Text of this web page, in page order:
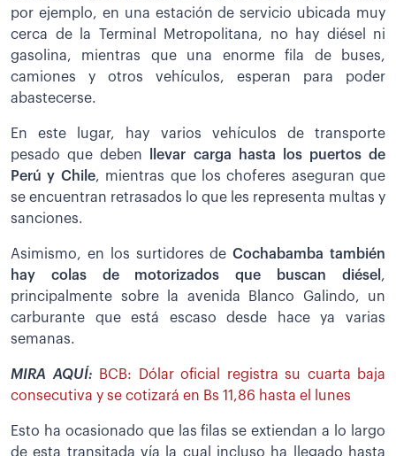
por ejemplo, en una estación de servicio ubicada muy
cerca de la Terminal Metropolitana, no hay diésel ni
gasolina, mientras que una enorme fila de buses,
camiones y otros vehículos, esperan para poder
abastecerse.
En este lugar, hay varios vehículos de transporte
pesado que deben
llevar carga hasta los puertos de
Perú y Chile, mientras que los choferes aseguran que
se encuentran retrasados lo que les representa multas y
sanciones.
Asimismo, en los surtidores de Cochabamba también
hay colas de motorizados que buscan diésel ,
principalmente sobre la avenida Blanco Galindo, un
carburante que está escaso desde hace ya varias
semanas.
MIRA AQUÍ:
BCB: Dólar oficial registra su cuarta baja
consecutiva y se cotizará en Bs 11,86 hasta el lunes
Esto ha ocasionado que las filas se extiendan a lo largo
de esta transitada vía la cual incluso ha llegado hasta